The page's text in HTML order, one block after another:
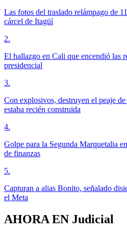
Las fotos del traslado relámpago de
cárcel de Itagüí
2.
El hallazgo en Cali que encendió las
presidencial
3.
Con explosivos, destruyen el peaje
estaba recién construida
4.
Golpe para la Segunda Marquetalia
de finanzas
5.
Capturan a alias Bonito, señalado
el Meta
AHORA EN Judicial